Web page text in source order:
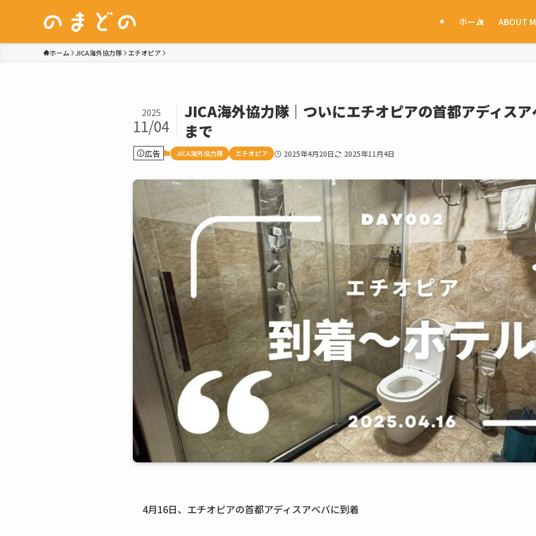
ホーム ABOUT
ホーム JICA海外協力隊 エチオピア
JICA海外協力隊｜ついにエチオピアの首都アディス
まで
2025
11/04
広告 JICA海外協力隊 エチオピア 2025年4月20日 2025年11月4日
4月16日、エチオピアの首都アディスアベバに到着